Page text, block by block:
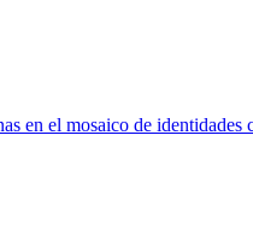
en el mosaico de identidades